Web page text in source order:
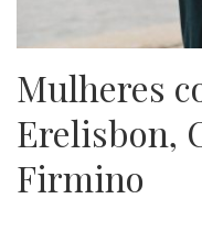
Mulheres
Erelisbon,
Firmino